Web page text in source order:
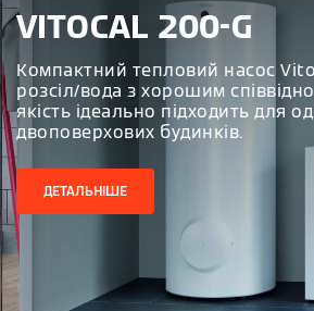
VITOCAL 200-G
Компактний тепловий насос
розсіл/вода з хорошим
якість ідеально підходить для
двоповерхових будинків.
ДЕТАЛЬНІШЕ